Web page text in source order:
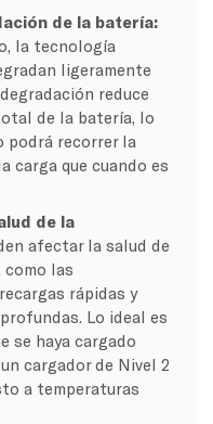
de la batería:
la tecnología
ligeramente
reduce
de la batería, lo
podrá recorrer la
carga que cuando es
de la
afectar la salud de
como las
rápidas y
Lo ideal es
se haya cargado
cargador de Nivel 2
a temperaturas